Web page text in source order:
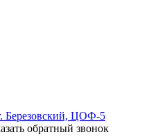
Березовский, ЦОФ-5
обратный звонок